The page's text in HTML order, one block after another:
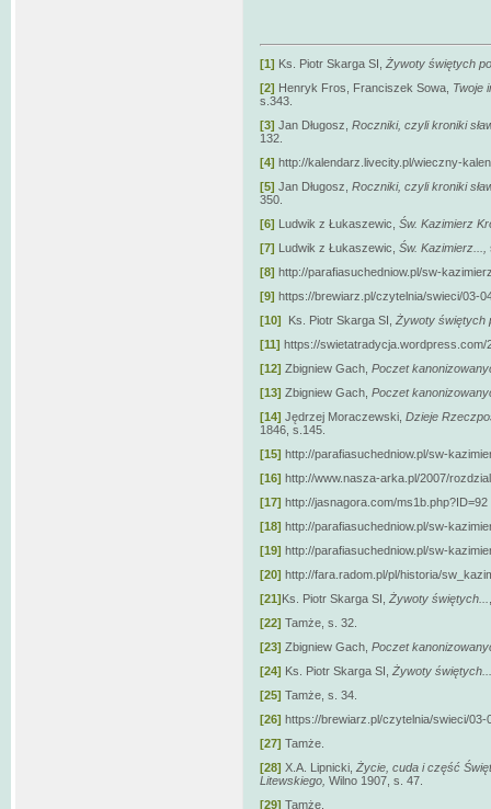
[1] Ks. Piotr Skarga SI, Żywoty świętych
[2] Henryk Fros, Franciszek Sowa, Twoje
s.343.
[3] Jan Długosz, Roczniki, czyli kroniki
132.
[4] http://kalendarz.livecity.pl/wieczny-
[5] Jan Długosz, Roczniki, czyli kroniki
350.
[6] Ludwik z Łukaszewic, Św. Kazimierz
[7] Ludwik z Łukaszewic, Św. Kazimierz...,
[8] http://parafiasuchedniow.pl/sw-
[9] https://brewiarz.pl/czytelnia/swieci/03-
[10] Ks. Piotr Skarga SI, Żywoty świętych
[11] https://swietatradycja.wordpress.com/
[12] Zbigniew Gach, Poczet
[13] Zbigniew Gach, Poczet
[14] Jędrzej Moraczewski, Dzieje
1846, s.145.
[15] http://parafiasuchedniow.pl/sw-
[16] http://www.nasza-arka.pl/2007/
[17] http://jasnagora.com/ms1b.php?ID=92
[18] http://parafiasuchedniow.pl/sw-
[19] http://parafiasuchedniow.pl/sw-
[20] http://fara.radom.pl/pl/historia/
[21]Ks. Piotr Skarga SI, Żywoty świętych...
[22] Tamże, s. 32.
[23] Zbigniew Gach, Poczet
[24] Ks. Piotr Skarga SI, Żywoty świętych...
[25] Tamże, s. 34.
[26] https://brewiarz.pl/czytelnia/swieci/03-
[27] Tamże.
[28] X.A. Lipnicki, Życie, cuda i część
Litewskiego, Wilno 1907, s. 47.
[29] Tamże.